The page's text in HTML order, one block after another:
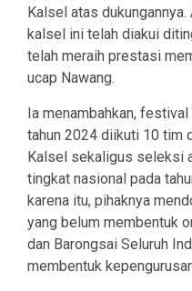
Kalsel atas
kalsel ini telah diakui
telah meraih prestasi
ucap Nawang.
Ia menambahkan,
tahun 2024 diikuti 10 tim
Kalsel sekaligus seleksi
tingkat nasional pada
karena itu, pihaknya
yang belum membentuk
dan Barongsai Seluruh
membentuk